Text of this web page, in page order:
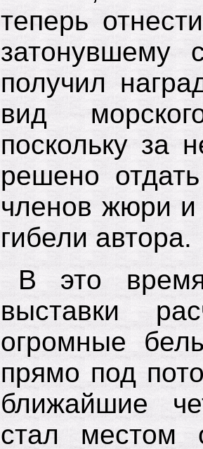
теперь
затонувшему
получил
вид
поскольку за
решено
членов жюри и
гибели автора.
В это
выставки
огромные
прямо под
ближайшие
стал местом